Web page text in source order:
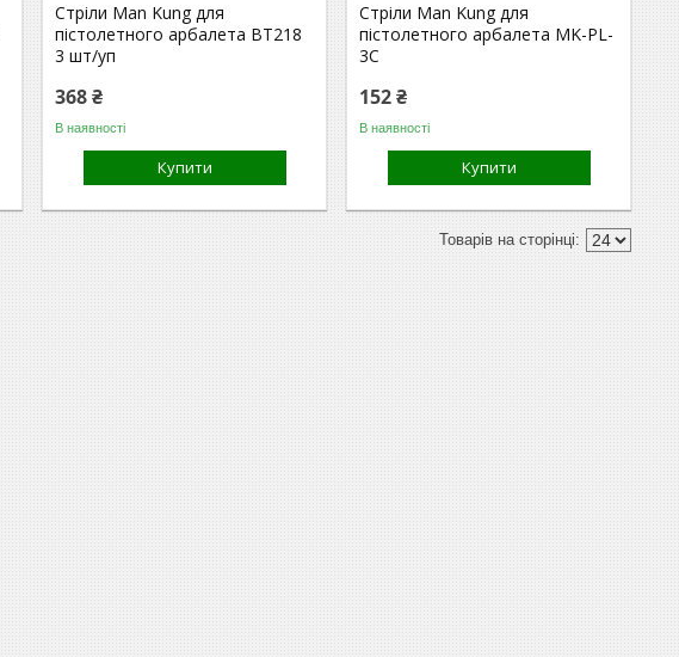
Стріли Man Kung для
пістолетного арбалета BT218
3 шт/уп
368 ₴
В наявності
Купити
Стріли Man Kung для
пістолетного арбалета MK-PL-
3C
152 ₴
В наявності
Купити